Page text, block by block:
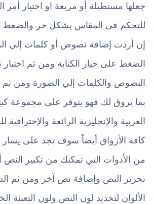
جعلها مستطيلة أو مربعة او اختيار أمر
للتحكم فى المقاس بشكل حر والضغط
إن أردت إضافة نصوص أو كلمات إلي
الضغط على خيار الكتابة ومن ثم
النصوص والكلمات إلي الصورة ومن
بما يروق لك فهو يتوفر على مجموعة
العربية والإنجليزية الرائعة والإحترافية
كافة الأزواق أيضاً سوف تجد على يسار
من الأدوات التي تمكنك من تكبير النص
تحرير النص وإضافة نص آخر ومن ثم
الألوان لتحديد لون النص ولون التعبئة